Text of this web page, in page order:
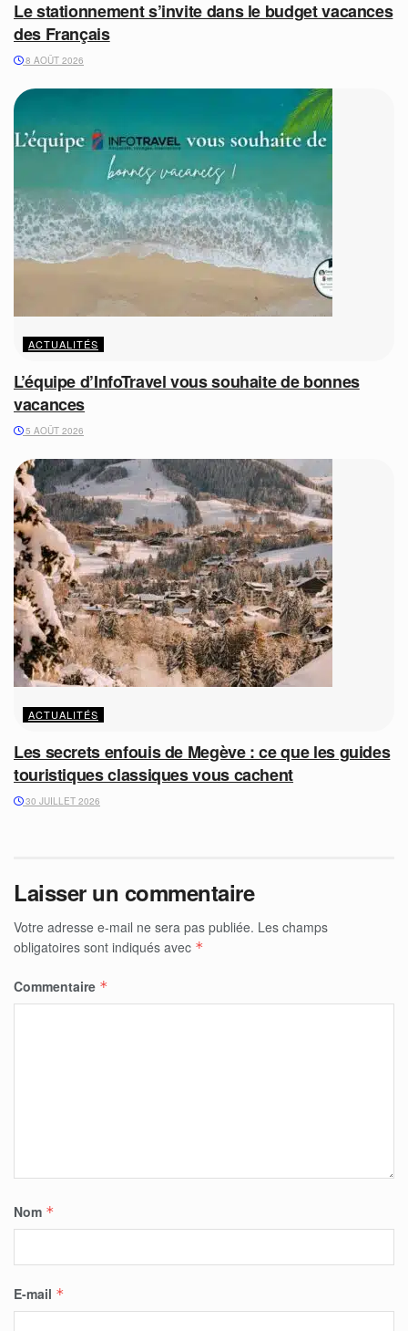
Le stationnement s’invite dans le budget vacances
des Français
8 AOÛT 2026
ACTUALITÉS
L’équipe d’InfoTravel vous souhaite de bonnes
vacances
5 AOÛT 2026
ACTUALITÉS
Les secrets enfouis de Megève : ce que les guides
touristiques classiques vous cachent
30 JUILLET 2026
Laisser un commentaire
Votre adresse e-mail ne sera pas publiée. Les champs
obligatoires sont indiqués avec *
Commentaire *
Nom *
E-mail *